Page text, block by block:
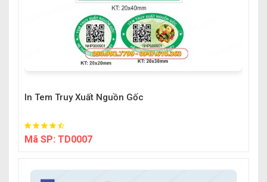
In Tem Truy Xuất Nguồn Gốc
Mã SP: TD0007